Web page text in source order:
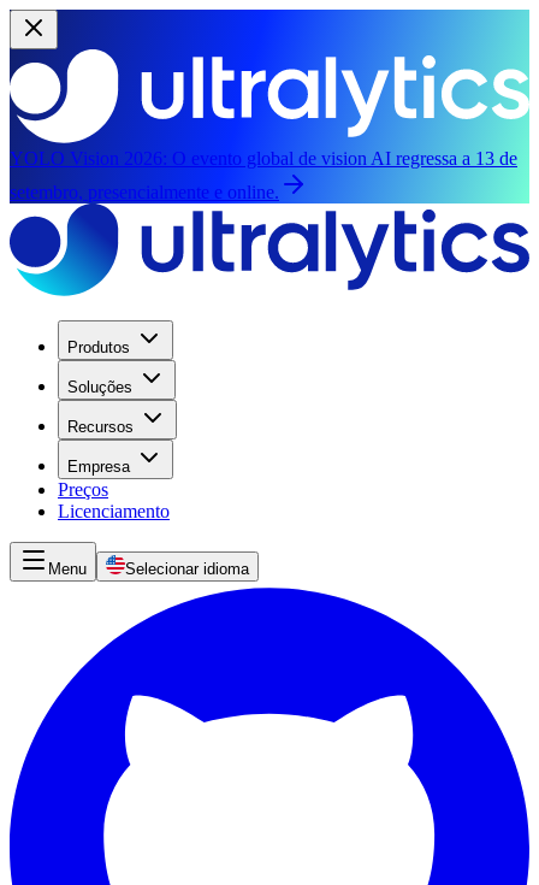
YOLO Vision 2026: O evento global de vision AI regressa a 13 de
setembro, presencialmente e online.
Produtos
Soluções
Recursos
Empresa
Preços
Licenciamento
Menu Selecionar idioma